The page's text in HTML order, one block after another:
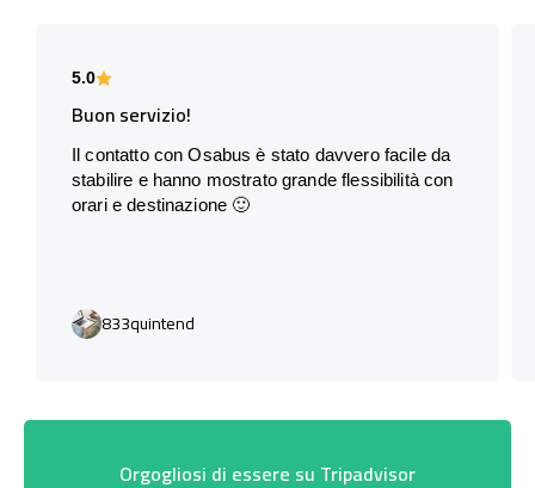
5.0
Buon servizio!
Il contatto con Osabus è stato davvero facile da
stabilire e hanno mostrato grande flessibilità con
orari e destinazione 🙂
833quintend
Orgogliosi di essere su Tripadvisor